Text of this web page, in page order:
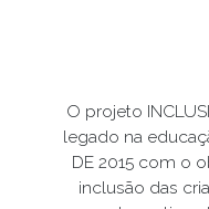
O projeto
legado na
DE 2015 com o
inclusão das